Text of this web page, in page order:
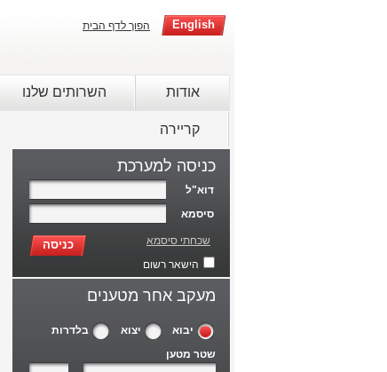
English הפוך לדף הבית
אודות השרותים שלנו
קריירה
כניסה למערכת
דוא"ל
סיסמא
שכחתי סיסמא כניסה
הישאר רשום
מעקב אחר מטענים
יבוא יצוא
בלדרות
שטר מטען